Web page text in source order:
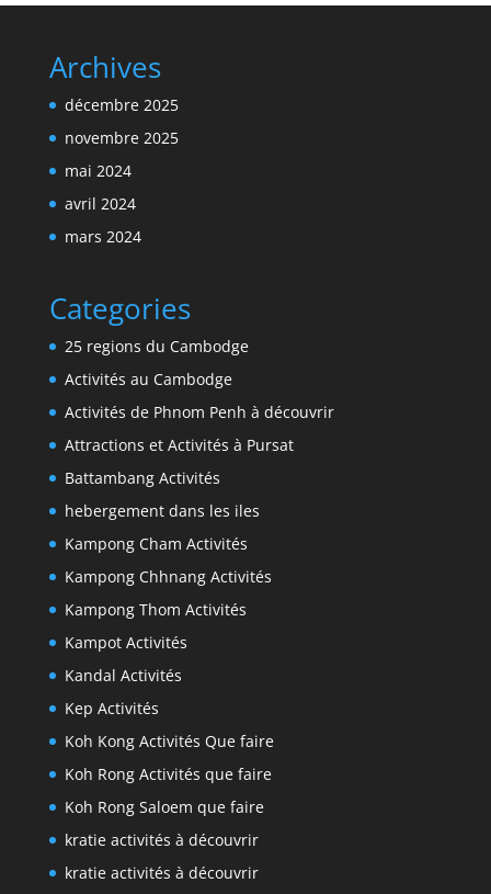
Archives
décembre 2025
novembre 2025
mai 2024
avril 2024
mars 2024
Categories
25 regions du Cambodge
Activités au Cambodge
Activités de Phnom Penh à découvrir
Attractions et Activités à Pursat
Battambang Activités
hebergement dans les iles
Kampong Cham Activités
Kampong Chhnang Activités
Kampong Thom Activités
Kampot Activités
Kandal Activités
Kep Activités
Koh Kong Activités Que faire
Koh Rong Activités que faire
Koh Rong Saloem que faire
kratie activités à découvrir
kratie activités à découvrir